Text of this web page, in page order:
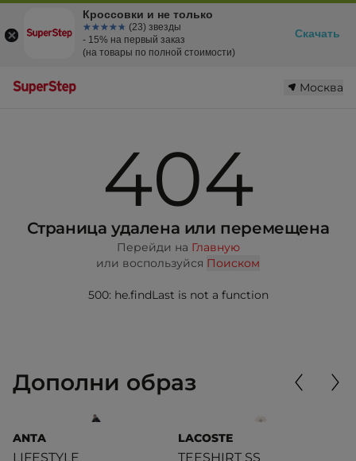
Москва
404
Страница удалена или перемещена
Перейди на Главную
или воспользуйся Поиском
500: he.findLast is not a function
Дополни образ
ANTA
LIFESTYLE
LACOSTE
TEESHIRT SS
Кроссовки и не только
☆☆☆☆☆
★★★★★ (23) звезды
- 15% на первый заказ
(на товары по полной стоимости)
Скачать